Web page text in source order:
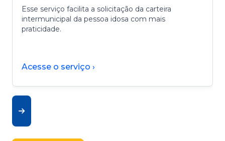
Esse serviço facilita a solicitação da carteira
intermunicipal da pessoa idosa com mais
praticidade.
Acesse o serviço ›